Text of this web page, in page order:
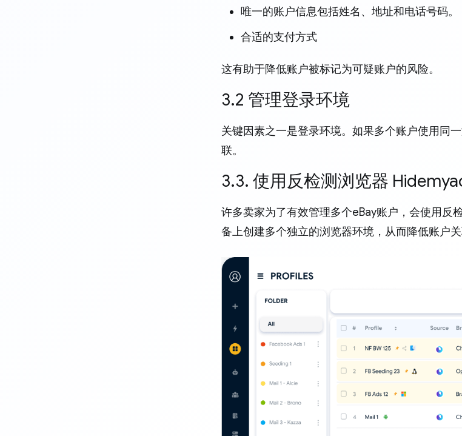
唯一的账户信息包括姓名、地址和电话号码。
合适的支付方式
这有助于降低账户被标记为可疑账户的风险。
3.2 管理登录环境
关键因素之一是登录环境。如果多个账户使用同
联。
3.3. 使用反检测浏览器
许多卖家为了有效管理多个eBay账户，会使用反
备上创建多个独立的浏览器环境，从而降低账户关